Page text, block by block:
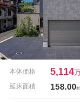
本体価格 5,114
延床面積 158.00